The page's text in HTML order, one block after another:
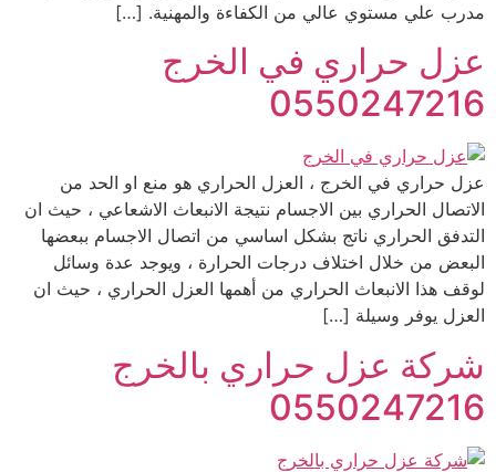
مدرب علي مستوي عالي من الكفاءة والمهنية. […]
عزل حراري في الخرج
0550247216
عزل حراري في الخرج ، العزل الحراري هو منع او الحد من
الاتصال الحراري بين الاجسام نتيجة الانبعاث الاشعاعي ، حيث ان
التدفق الحراري ناتج بشكل اساسي من اتصال الاجسام ببعضها
البعض من خلال اختلاف درجات الحرارة ، ويوجد عدة وسائل
لوقف هذا الانبعاث الحراري من أهمها العزل الحراري ، حيث ان
العزل يوفر وسيلة […]
شركة عزل حراري بالخرج
0550247216